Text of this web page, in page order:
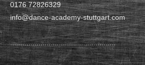
0176 72826329
info@dance-academy-stuttgart.com
....................................................